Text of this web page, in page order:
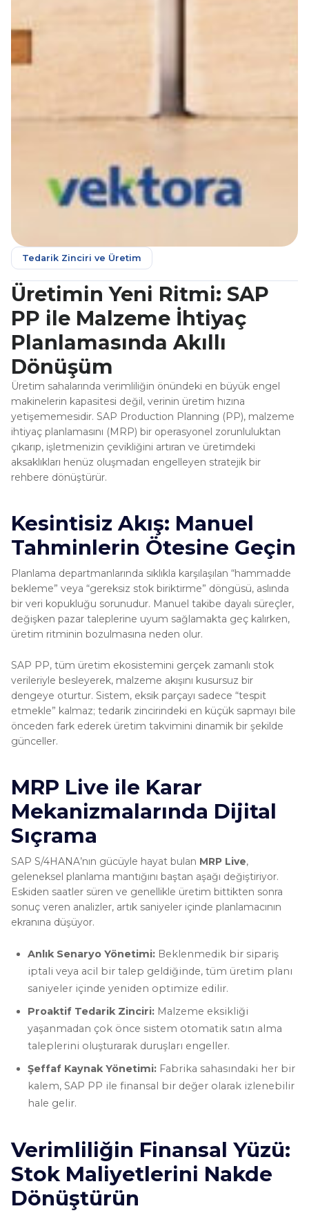
Tedarik Zinciri ve Üretim
Üretimin Yeni Ritmi: SAP
PP ile Malzeme İhtiyaç
Planlamasında Akıllı
Dönüşüm
Üretim sahalarında verimliliğin önündeki en büyük engel
makinelerin kapasitesi değil, verinin üretim hızına
yetişememesidir. SAP Production Planning (PP), malzeme
ihtiyaç planlamasını (MRP) bir operasyonel zorunluluktan
çıkarıp, işletmenizin çevikliğini artıran ve üretimdeki
aksaklıkları henüz oluşmadan engelleyen stratejik bir
rehbere dönüştürür.
Kesintisiz Akış: Manuel
Tahminlerin Ötesine Geçin
Planlama departmanlarında sıklıkla karşılaşılan “hammadde
bekleme” veya “gereksiz stok biriktirme” döngüsü, aslında
bir veri kopukluğu sorunudur. Manuel takibe dayalı süreçler,
değişken pazar taleplerine uyum sağlamakta geç kalırken,
üretim ritminin bozulmasına neden olur.
SAP PP, tüm üretim ekosistemini gerçek zamanlı stok
verileriyle besleyerek, malzeme akışını kusursuz bir
dengeye oturtur. Sistem, eksik parçayı sadece “tespit
etmekle” kalmaz; tedarik zincirindeki en küçük sapmayı bile
önceden fark ederek üretim takvimini dinamik bir şekilde
günceller.
MRP Live ile Karar
Mekanizmalarında Dijital
Sıçrama
SAP S/4HANA’nın gücüyle hayat bulan MRP Live,
geleneksel planlama mantığını baştan aşağı değiştiriyor.
Eskiden saatler süren ve genellikle üretim bittikten sonra
sonuç veren analizler, artık saniyeler içinde planlamacının
ekranına düşüyor.
Anlık Senaryo Yönetimi: Beklenmedik bir sipariş
iptali veya acil bir talep geldiğinde, tüm üretim planı
saniyeler içinde yeniden optimize edilir.
Proaktif Tedarik Zinciri: Malzeme eksikliği
yaşanmadan çok önce sistem otomatik satın alma
taleplerini oluşturarak duruşları engeller.
Şeffaf Kaynak Yönetimi: Fabrika sahasındaki her bir
kalem, SAP PP ile finansal bir değer olarak izlenebilir
hale gelir.
Verimliliğin Finansal Yüzü:
Stok Maliyetlerini Nakde
Dönüştürün